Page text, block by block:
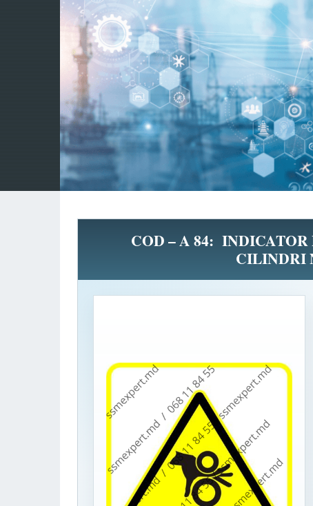
COD – A 84:
CILINDRI